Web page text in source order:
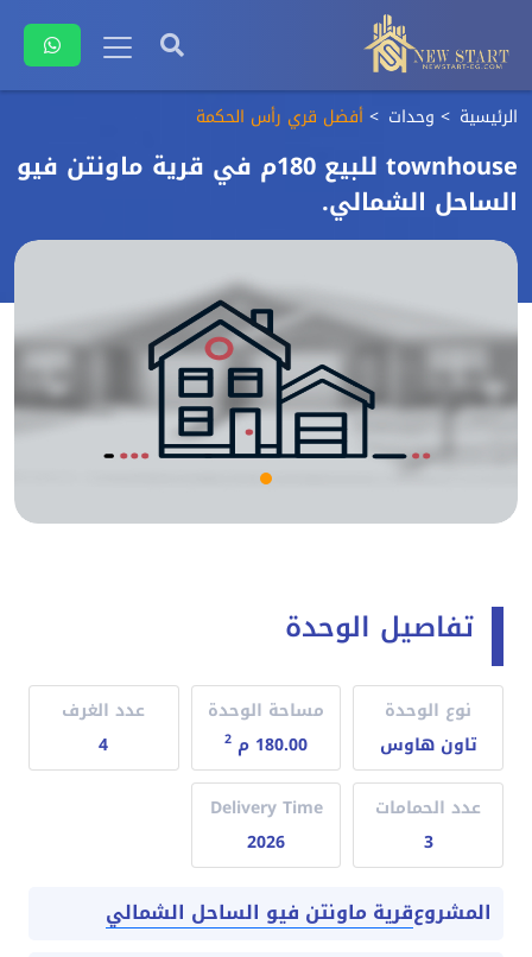
الرئيسية وحدات أفضل قري رأس الحكمة
townhouse للبيع 180م في قرية ماونتن فيو
الساحل الشمالي.
تفاصيل الوحدة
نوع الوحدة
تاون هاوس
مساحة الوحدة
180.00 م
2
عدد الغرف
4
عدد الحمامات
3
Delivery Time
2026
المشروعقرية ماونتن فيو الساحل الشمالي